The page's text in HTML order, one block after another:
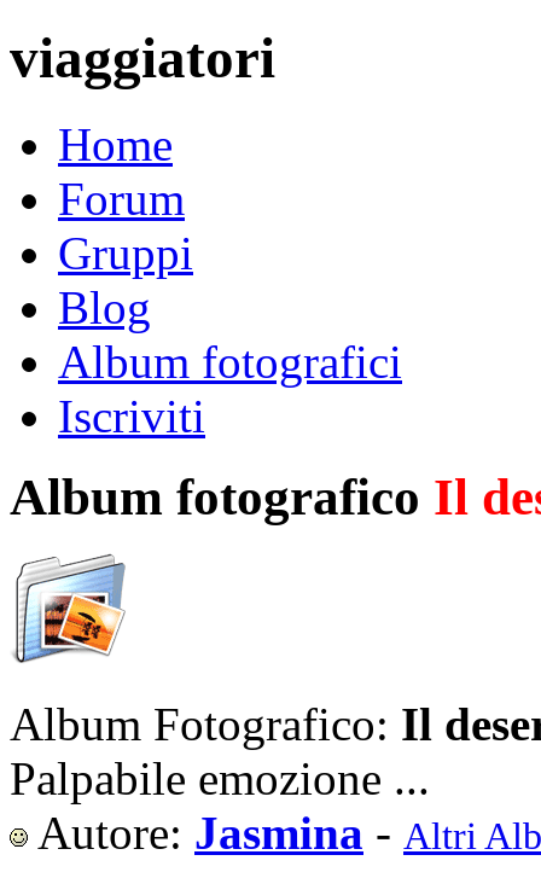
viaggiatori
Home
Forum
Gruppi
Blog
Album fotografici
Iscriviti
Album fotografico Il
Album Fotografico: Il
Palpabile emozione ...
Autore: Jasmina - Altri